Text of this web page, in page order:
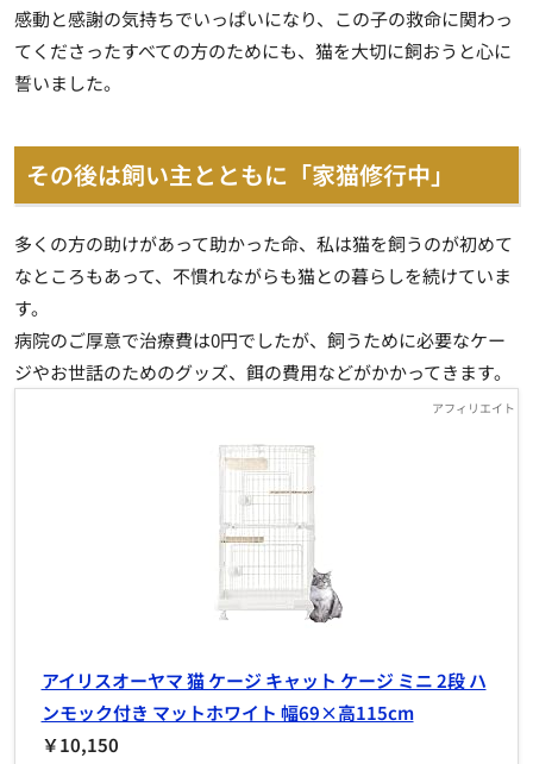
感動と感謝の気持ちでいっぱいになり、この子の救命に関わっ
てくださったすべての方のためにも、猫を大切に飼おうと心に
誓いました。
その後は飼い主とともに「家猫修行中」
多くの方の助けがあって助かった命、私は猫を飼うのが初めて
なところもあって、不慣れながらも猫との暮らしを続けていま
す。
病院のご厚意で治療費は0円でしたが、飼うために必要なケー
ジやお世話のためのグッズ、餌の費用などがかかってきます。
アイリスオーヤマ 猫 ケージ キャット ケージ ミニ 2段 ハ
ンモック付き マットホワイト 幅69×高115cm
￥10,150